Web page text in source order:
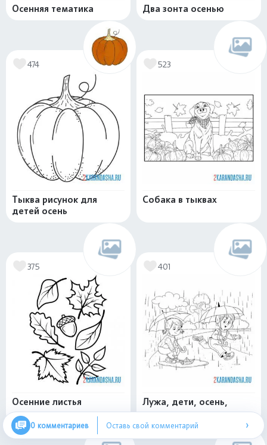
Осенняя тематика Два зонта осенью
474
Тыква рисунок для
детей осень
523
Собака в тыквах
375
Осенние листья
401
Лужа, дети, осень,
зонты, дождь
0 комментариев Оставь свой комментарий ›